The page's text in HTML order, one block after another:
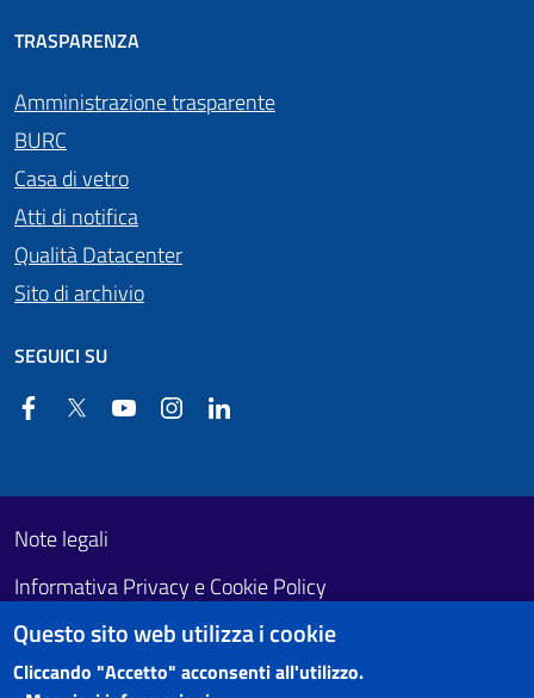
TRASPARENZA
Amministrazione trasparente
BURC
Casa di vetro
Atti di notifica
Qualità Datacenter
Sito di archivio
SEGUICI SU
FacebookTwitter YouTube Instagram
Footer First
Useful links section
Note legali
Informativa Privacy e Cookie Policy
Obiettivi di accessibilità
Questo sito web utilizza i cookie
Cliccando "Accetto" acconsenti all'utilizzo.